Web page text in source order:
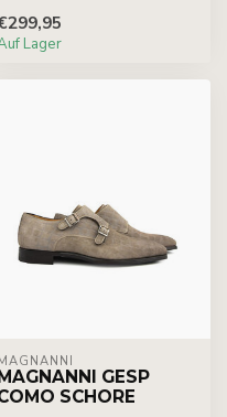
Lager
GESP
SCHORE